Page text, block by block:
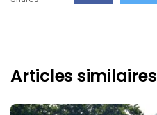
Articles similaires